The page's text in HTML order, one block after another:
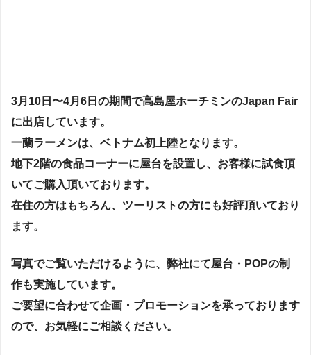
3月10日〜4月6日の期間で高島屋ホーチミンのJapan Fair
に出店しています。
一蘭ラーメンは、ベトナム初上陸となります。
地下2階の食品コーナーに屋台を設置し、お客様に試食頂
いてご購入頂いております。
在住の方はもちろん、ツーリストの方にも好評頂いており
ます。
写真でご覧いただけるように、弊社にて屋台・POPの制
作も実施しています。
ご要望に合わせて企画・プロモーションを承っております
ので、 お気軽にご相談ください。